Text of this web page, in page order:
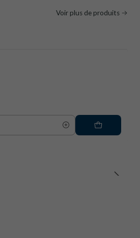
Voir plus de produits